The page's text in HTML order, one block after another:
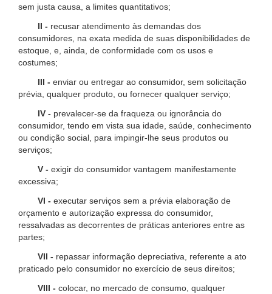
sem justa causa, a limites quantitativos;
II - recusar atendimento às demandas dos
consumidores, na exata medida de suas disponibilidades de
estoque, e, ainda, de conformidade com os usos e
costumes;
III - enviar ou entregar ao consumidor, sem solicitação
prévia, qualquer produto, ou fornecer qualquer serviço;
IV - prevalecer-se da fraqueza ou ignorância do
consumidor, tendo em vista sua idade, saúde, conhecimento
ou condição social, para impingir-lhe seus produtos ou
serviços;
V - exigir do consumidor vantagem manifestamente
excessiva;
VI - executar serviços sem a prévia elaboração de
orçamento e autorização expressa do consumidor,
ressalvadas as decorrentes de práticas anteriores entre as
partes;
VII - repassar informação depreciativa, referente a ato
praticado pelo consumidor no exercício de seus direitos;
VIII - colocar, no mercado de consumo, qualquer